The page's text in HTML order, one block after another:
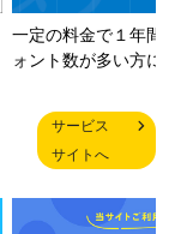
一定の料金で１年間
ォント数が多い方に
サービス
サイトへ